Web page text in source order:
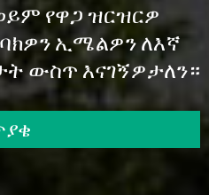
የዋጋ ዝርዝርዎ
ኢሜልዎን ለእኛ
ውስጥ እናገኝዎታለን።